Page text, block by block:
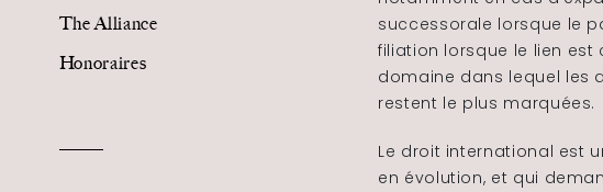
The Alliance
Honoraires
International
The Alliance
successorale lorsque le
filiation lorsque le lien est
domaine dans lequel les
restent le plus marquées.
Le droit international est
en évolution, et qui